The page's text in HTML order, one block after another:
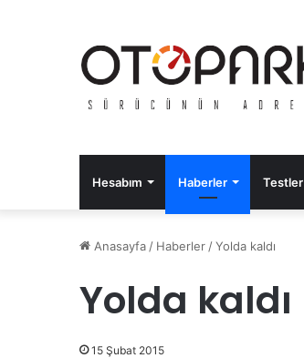
Hesabım Haberler Testler
Anasayfa / Haberler /Yolda kaldı
Yolda kaldı
15 Şubat 2015